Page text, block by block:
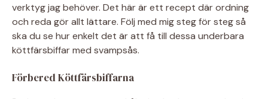
verktyg jag behöver. Det här är ett recept där ordning
och reda gör allt lättare. Följ med mig steg för steg så
ska du se hur enkelt det är att få till dessa underbara
köttfärsbiffar med svampsås.
Förbered Köttfärsbiffarna